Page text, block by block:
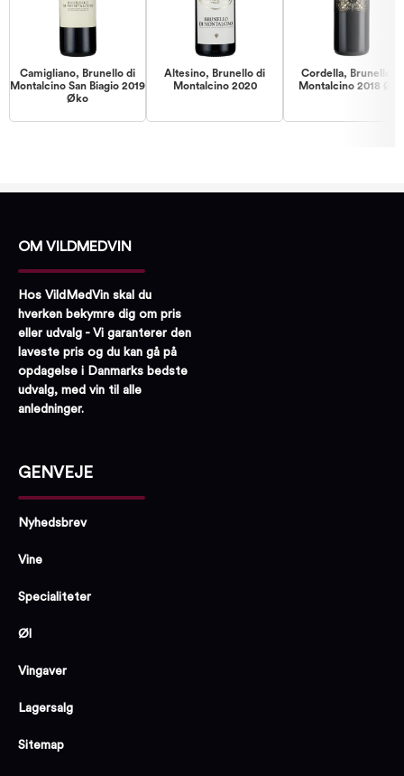
Camigliano, Brunello di
Montalcino San Biagio 2019
Øko
Altesino, Brunello di
Montalcino 2020
Cordella, Brunello di
Montalcino 2018 Øko
OM VILDMEDVIN
Hos VildMedVin skal du
hverken bekymre dig om pris
eller udvalg - Vi garanterer den
laveste pris og du kan gå på
opdagelse i Danmarks bedste
udvalg, med vin til alle
anledninger.
GENVEJE
Nyhedsbrev
Vine
Specialiteter
Øl
Vingaver
Lagersalg
Sitemap